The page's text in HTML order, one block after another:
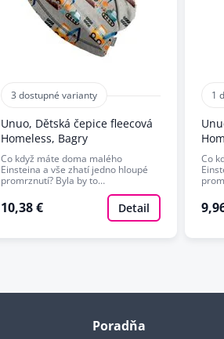
3 dostupné varianty
Unuo, Dětská čepice fleecová
Homeless, Bagry
Co když máte doma malého
Einsteina a vše zhatí jedno hloupé
promrznutí? Byla by to…
10,38 € Detail
1
Co
Poradňa